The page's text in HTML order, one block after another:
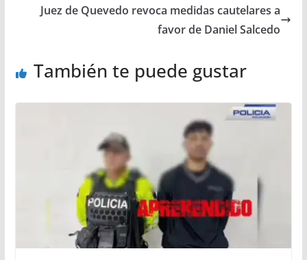
Juez de Quevedo revoca medidas cautelares a
favor de Daniel Salcedo
También te puede gustar